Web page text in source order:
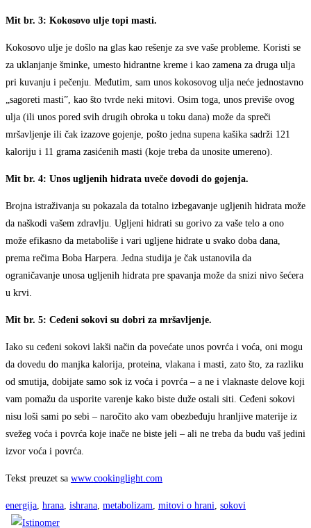
Mit br. 3: Kokosovo ulje topi masti.
Kokosovo ulje je došlo na glas kao rešenje za sve vaše probleme. Koristi se
za uklanjanje šminke, umesto hidrantne kreme i kao zamena za druga ulja
pri kuvanju i pečenju. Međutim, sam unos kokosovog ulja neće jednostavno
„sagoreti masti”, kao što tvrde neki mitovi. Osim toga, unos previše ovog
ulja (ili unos pored svih drugih obroka u toku dana) može da spreči
mršavljenje ili čak izazove gojenje, pošto jedna supena kašika sadrži 121
kaloriju i 11 grama zasićenih masti (koje treba da unosite umereno).
Mit br. 4: Unos ugljenih hidrata uveče dovodi do gojenja.
Brojna istraživanja su pokazala da totalno izbegavanje ugljenih hidrata može
da naškodi vašem zdravlju. Ugljeni hidrati su gorivo za vaše telo a ono
može efikasno da metaboliše i vari ugljene hidrate u svako doba dana,
prema rečima Boba Harpera. Jedna studija je čak ustanovila da
ograničavanje unosa ugljenih hidrata pre spavanja može da snizi nivo šećera
u krvi.
Mit br. 5: Ceđeni sokovi su dobri za mršavljenje.
Iako su ceđeni sokovi lakši način da povećate unos povrća i voća, oni mogu
da dovedu do manjka kalorija, proteina, vlakana i masti, zato što, za razliku
od smutija, dobijate samo sok iz voća i povrća – a ne i vlaknaste delove koji
vam pomažu da usporite varenje kako biste duže ostali siti. Ceđeni sokovi
nisu loši sami po sebi – naročito ako vam obezbeđuju hranljive materije iz
svežeg voća i povrća koje inače ne biste jeli – ali ne treba da budu vaš jedini
izvor voća i povrća.
Tekst preuzet sa www.cookinglight.com
energija, hrana, ishrana, metabolizam, mitovi o hrani, sokovi